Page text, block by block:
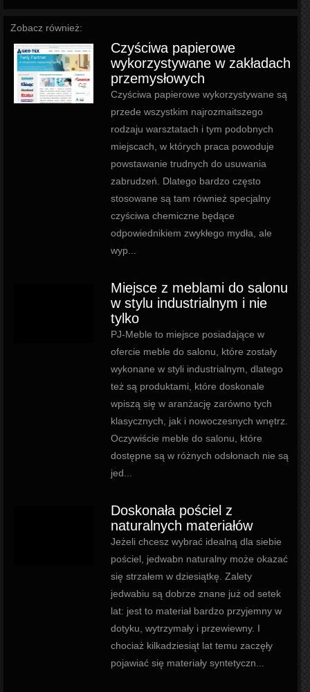
Zobacz również:
Czyściwa papierowe
wykorzystywane w zakładach
przemysłowych
Czyściwa papierowe wykorzystywane są
przede wszystkim najrozmaitszego
rodzaju warsztatach i tym podobnych
miejscach, w których praca powoduje
powstawanie trudnych do usuwania
zabrudzeń. Dlatego bardzo często
stosowane są tam również specjalny
czyściwa chemiczne będące
odpowiednikiem zwykłego mydła, ale
wyp...
Miejsce z meblami do salonu
w stylu industrialnym i nie
tylko
PJ-Meble to miejsce posiadające w
ofercie meble do salonu, które zostały
wykonane w styli industrialnym, dlatego
też są produktami, które doskonale
wpiszą się w aranżację zarówno tych
klasycznych, jak i nowoczesnych wnętrz.
Oczywiście meble do salonu, które
dostępne są w różnych odsłonach nie są
jed...
Doskonała pościel z
naturalnych materiałów
Jeżeli chcesz wybrać idealną dla siebie
pościel, jedwabn naturalny może okazać
się strzałem w dziesiątkę. Zalety
jedwabiu są dobrze znane już od setek
lat: jest to materiał bardzo przyjemny w
dotyku, wytrzymały i przewiewny. I
chociaż kilkadziesiąt lat temu zaczęły
pojawiać się materiały syntetyczn...